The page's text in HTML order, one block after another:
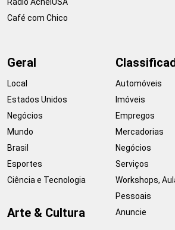
Café com Chico
Geral
Local
Estados Unidos
Negócios
Mundo
Brasil
Esportes
Ciência e Tecnologia
Arte & Cultura
Automóveis
Imóveis
Empregos
Mercadorias
Negócios
Serviços
Workshops,
Pessoais
Anuncie